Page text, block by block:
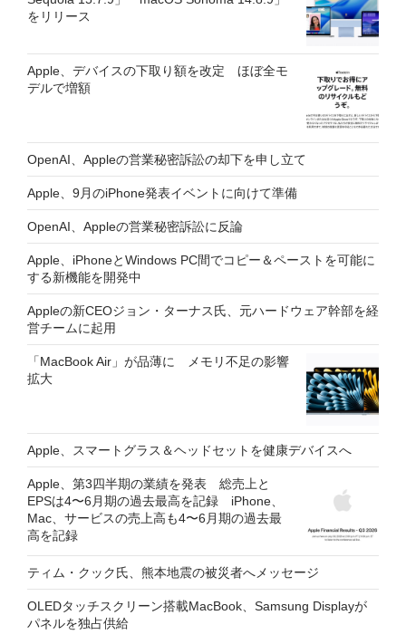
をリリース
Apple、デバイスの下取り額を改定 ほぼ全モ
デルで増額
OpenAI、Appleの営業秘密訴訟の却下を申し立て
Apple、9月のiPhone発表イベントに向けて準備
OpenAI、Appleの営業秘密訴訟に反論
Apple、iPhoneとWindows PC間でコピー＆ペーストを可能に
する新機能を開発中
Appleの新CEOジョン・ターナス氏、元ハードウェア幹部を経
営チームに起用
「MacBook Air」が品薄に メモリ不足の影響
拡大
Apple、スマートグラス＆ヘッドセットを健康デバイスへ
Apple、第3四半期の業績を発表 総売上と
EPSは4〜6月期の過去最高を記録 iPhone、
Mac、サービスの売上高も4〜6月期の過去最
高を記録
ティム・クック氏、熊本地震の被災者へメッセージ
OLEDタッチスクリーン搭載MacBook、Samsung Displayが
パネルを独占供給